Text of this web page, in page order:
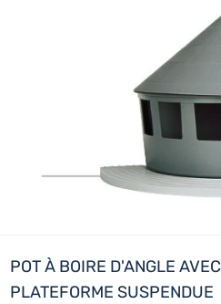
POT À BOIRE D'ANGLE AVEC
PLATEFORME SUSPENDUE